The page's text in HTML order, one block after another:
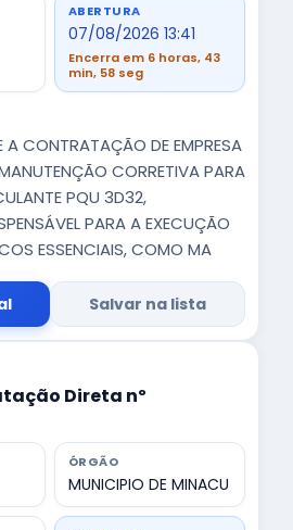
ABERTURA
07/08/2026 13:41
Encerra em 6 horas, 43
min, 57 seg
A CONTRATAÇÃO DE EMPRESA
CORRETIVA PARA
PQU 3D32,
PARA A EXECUÇÃO
ESSENCIAIS, COMO MA
Salvar na lista
Direta nº
ÓRGÃO
MUNICIPIO DE MINACU